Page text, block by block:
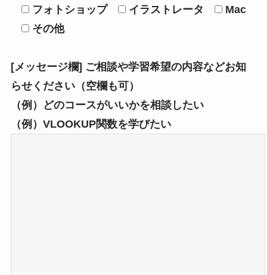
フォトショップ
イラストレータ
Mac
その他
[メッセージ欄] ご相談や学習希望の内容などお知
らせください（空欄も可）
（例）どのコースがいいかを相談したい
（例）VLOOKUP関数を学びたい